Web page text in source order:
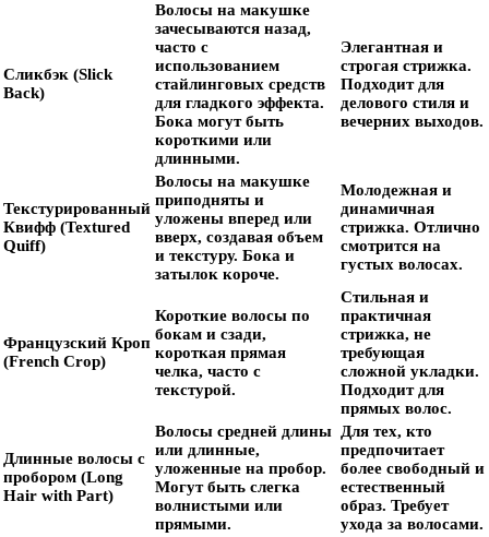
Сликбэк (Slick
Back)
Волосы на макушке
зачесываются назад,
часто с
использованием
стайлинговых средств
для гладкого эффекта.
Бока могут быть
короткими или
длинными.
Элегантная и
строгая стрижка.
Подходит для
делового стиля и
вечерних выходов.
Текстурированный
Квифф (Textured
Quiff)
Волосы на макушке
приподняты и
уложены вперед или
вверх, создавая объем
и текстуру. Бока и
затылок короче.
Молодежная и
динамичная
стрижка. Отлично
смотрится на
густых волосах.
Французский Кроп
(French Crop)
Короткие волосы по
бокам и сзади,
короткая прямая
челка, часто с
текстурой.
Стильная и
практичная
стрижка, не
требующая
сложной укладки.
Подходит для
прямых волос.
Длинные волосы с
пробором (Long
Hair with Part)
Волосы средней длины
или длинные,
уложенные на пробор.
Могут быть слегка
волнистыми или
прямыми.
Для тех, кто
предпочитает
более свободный и
естественный
образ. Требует
ухода за волосами.